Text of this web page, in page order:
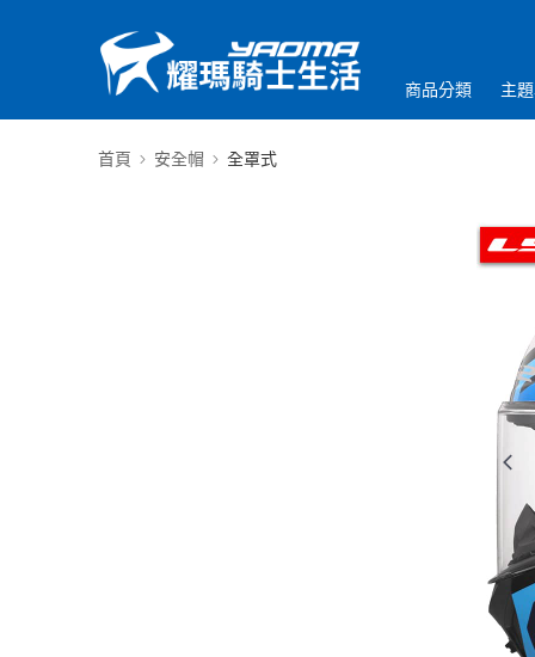
商品分類 主
首頁 安全帽 全罩式